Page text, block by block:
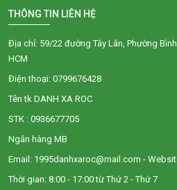
THÔNG TIN LIÊN HỆ
Địa chỉ: 59/22 đường Tây Lân, Phường
HCM
Điện thoại: 0799676428
Tên tk DANH XA ROC
STK : 0936677705
Ngân hàng MB
Email: 1995danhxaroc@mail.com -
Thời gian: 8:00 - 17:00 từ Thứ 2 - Thứ 7